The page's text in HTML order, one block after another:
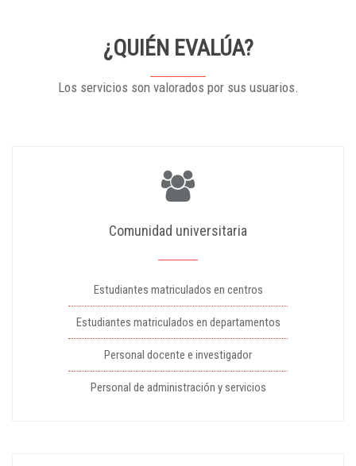
¿QUIÉN EVALÚA?
Los servicios son valorados por sus usuarios.
Comunidad universitaria
Estudiantes matriculados en centros
Estudiantes matriculados en departamentos
Personal docente e investigador
Personal de administración y servicios